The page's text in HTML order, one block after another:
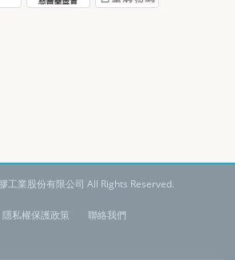
工業股份有限公司 All Rights Reserved.
隱私權保護政策
聯絡我們